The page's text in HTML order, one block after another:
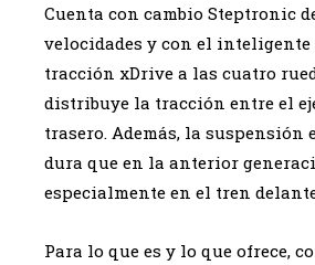
Cuenta con cambio Steptronic
velocidades y con el inteligente
tracción xDrive a las cuatro
distribuye la tracción entre el
trasero. Además, la suspensión
dura que en la anterior
especialmente en el tren
Para lo que es y lo que ofrece,